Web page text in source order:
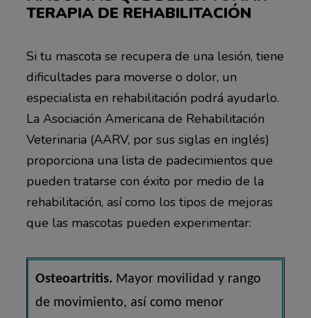
TERAPIA DE REHABILITACIÓN
Si tu mascota se recupera de una lesión, tiene
dificultades para moverse o dolor, un
especialista en rehabilitación podrá ayudarlo.
La Asociación Americana de Rehabilitación
Veterinaria (AARV, por sus siglas en inglés)
proporciona una lista de padecimientos que
pueden tratarse con éxito por medio de la
rehabilitación, así como los tipos de mejoras
que las mascotas pueden experimentar:
Osteoartritis. Mayor movilidad y rango
de movimiento, así como menor